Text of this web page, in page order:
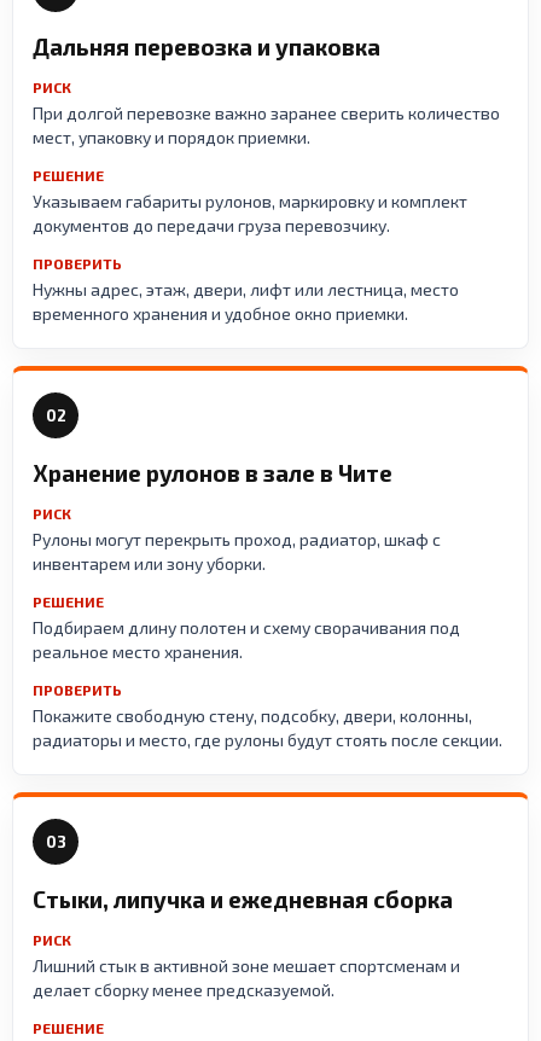
Дальняя перевозка и упаковка
РИСК
При долгой перевозке важно заранее сверить количество
мест, упаковку и порядок приемки.
РЕШЕНИЕ
Указываем габариты рулонов, маркировку и комплект
документов до передачи груза перевозчику.
ПРОВЕРИТЬ
Нужны адрес, этаж, двери, лифт или лестница, место
временного хранения и удобное окно приемки.
02
Хранение рулонов в зале в Чите
РИСК
Рулоны могут перекрыть проход, радиатор, шкаф с
инвентарем или зону уборки.
РЕШЕНИЕ
Подбираем длину полотен и схему сворачивания под
реальное место хранения.
ПРОВЕРИТЬ
Покажите свободную стену, подсобку, двери, колонны,
радиаторы и место, где рулоны будут стоять после секции.
03
Стыки, липучка и ежедневная сборка
РИСК
Лишний стык в активной зоне мешает спортсменам и
делает сборку менее предсказуемой.
РЕШЕНИЕ